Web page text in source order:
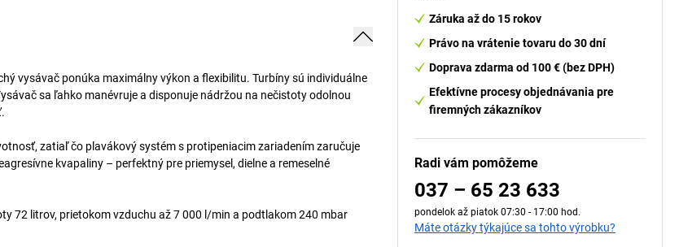
vysávač ponúka maximálny výkon a flexibilitu. Turbíny sú individuálne
sa ľahko manévruje a disponuje nádržou na nečistoty odolnou
zatiaľ čo plavákový systém s protipeniacim zariadením zaručuje
kvapaliny – perfektný pre priemysel, dielne a remeselné
72 litrov, prietokom vzduchu až 7 000 l/min a podtlakom 240 mbar
Záruka až do 15 rokov
Právo na vrátenie tovaru do 30 dní
Doprava zdarma od 100 € (bez DPH)
Efektívne procesy objednávania pre
firemných zákazníkov
Radi vám pomôžeme
037 – 65 23 633
pondelok až piatok 07:30 - 17:00 hod.
Máte otázky týkajúce sa tohto výrobku?